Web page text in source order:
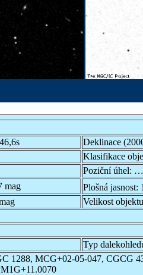
Deklinace
Klasifikace
Poziční úhel: …
mag Plošná jasnost:
Velikost
Typ
1288, MCG+02-05-047, CGCG